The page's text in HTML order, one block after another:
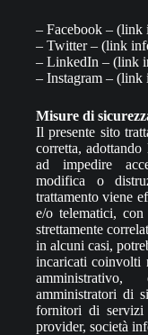
– Facebook – (link
– Twitter – (link
– LinkedIn – (link
– Instagram – (link
Misure di
Il presente sito
corretta,
ad impedire
modifica o
trattamento viene
e/o telematici,
strettamente
in alcuni casi,
incaricati coinvolti
amministrativo,
amministratori di
fornitori di servizi
provider, società